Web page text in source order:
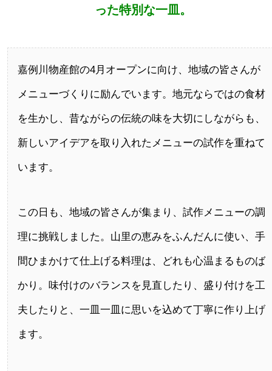
った特別な一皿。
嘉例川物産館の4月オープンに向け、地域の皆さんが
メニューづくりに励んでいます。地元ならではの食材
を生かし、昔ながらの伝統の味を大切にしながらも、
新しいアイデアを取り入れたメニューの試作を重ねて
います。
この日も、地域の皆さんが集まり、試作メニューの調
理に挑戦しました。山里の恵みをふんだんに使い、手
間ひまかけて仕上げる料理は、どれも心温まるものば
かり。味付けのバランスを見直したり、盛り付けを工
夫したりと、一皿一皿に思いを込めて丁寧に作り上げ
ます。